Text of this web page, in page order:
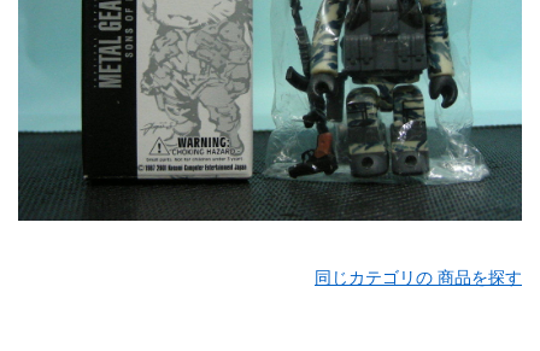
同じカテゴリの 商品を探す